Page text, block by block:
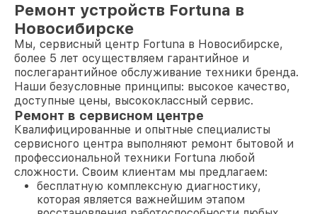
Ремонт устройств Fortuna в
Новосибирске
Мы, сервисный центр Fortuna в Новосибирске,
более 5 лет осуществляем гарантийное и
послегарантийное обслуживание техники бренда.
Наши безусловные принципы: высокое качество,
доступные цены, высококлассный сервис.
Ремонт в сервисном центре
Квалифицированные и опытные специалисты
сервисного центра выполняют ремонт бытовой и
профессиональной техники Fortuna любой
сложности. Своим клиентам мы предлагаем:
бесплатную комплексную диагностику,
которая является важнейшим этапом